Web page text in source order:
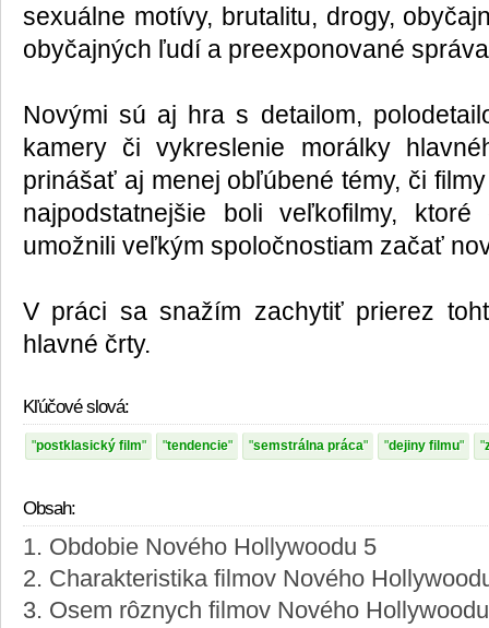
sexuálne motívy, brutalitu, drogy,
obyčajných ľudí a preexponované
Novými sú aj hra s detailom,
kamery či vykreslenie morálky
prinášať aj menej obľúbené témy, či
najpodstatnejšie boli veľkofilmy,
umožnili veľkým spoločnostiam začať
V práci sa snažím zachytiť prierez
hlavné črty.
Kľúčové slová:
postklasický film tendencie semstrálna práca dejiny filmu
Obsah:
1. Obdobie Nového Hollywoodu 5
2. Charakteristika filmov Nového
3. Osem rôznych filmov Nového